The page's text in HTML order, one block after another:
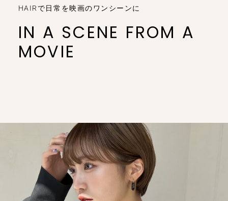
HAIRで日常を映画のワンシーンに
IN A SCENE FROM A
MOVIE